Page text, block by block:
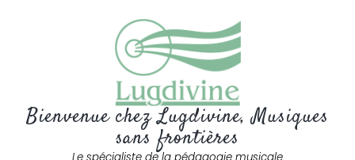
Bienvenue chez Lugdivine, Musiques
sans frontières